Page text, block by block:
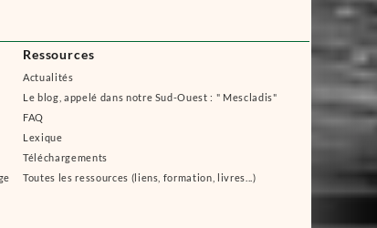
Ressources
Actualités
Le blog, appelé dans notre Sud-Ouest : " Mescladis"
FAQ
Lexique
Téléchargements
Toutes les ressources (liens, formation, livres...)